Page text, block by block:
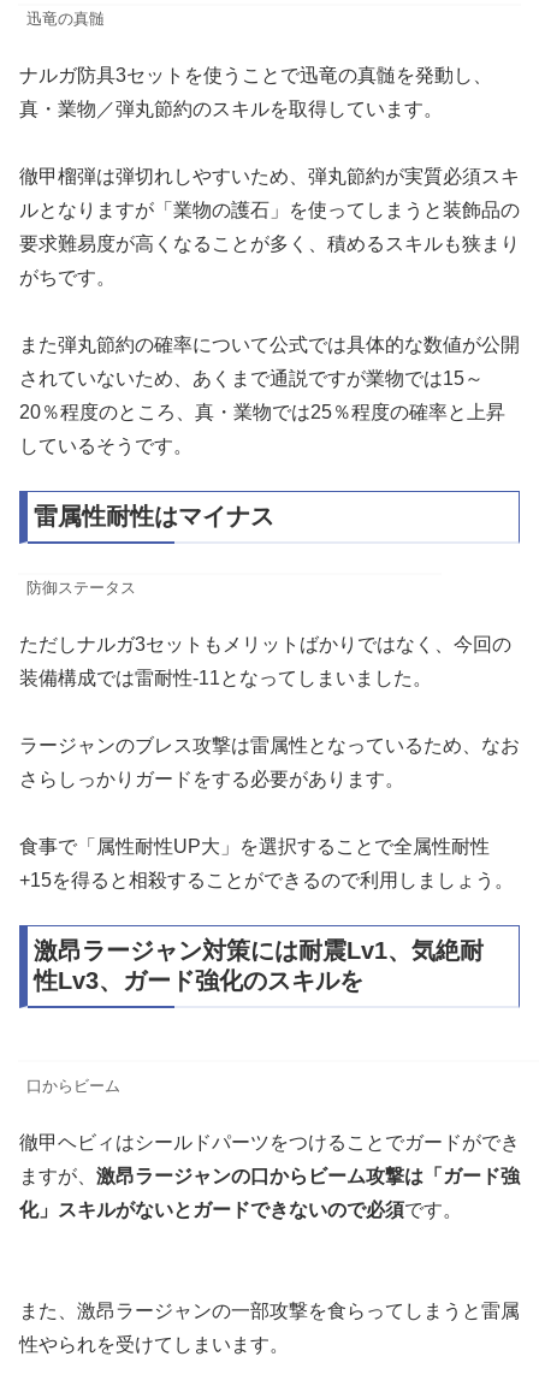
迅竜の真髄
ナルガ防具3セットを使うことで迅竜の真髄を発動し、
真・業物／弾丸節約のスキルを取得しています。
徹甲榴弾は弾切れしやすいため、弾丸節約が実質必須スキ
ルとなりますが「業物の護石」を使ってしまうと装飾品の
要求難易度が高くなることが多く、積めるスキルも狭まり
がちです。
また弾丸節約の確率について公式では具体的な数値が公開
されていないため、あくまで通説ですが業物では15～
20％程度のところ、真・業物では25％程度の確率と上昇
しているそうです。
雷属性耐性はマイナス
防御ステータス
ただしナルガ3セットもメリットばかりではなく、今回の
装備構成では雷耐性-11となってしまいました。
ラージャンのブレス攻撃は雷属性となっているため、なお
さらしっかりガードをする必要があります。
食事で「属性耐性UP大」を選択することで全属性耐性
+15を得ると相殺することができるので利用しましょう。
激昂ラージャン対策には耐震Lv1、気絶耐
性Lv3、ガード強化のスキルを
口からビーム
徹甲ヘビィはシールドパーツをつけることでガードができ
ますが、 激昂ラージャンの口からビーム攻撃は「ガード強
化」スキルがないとガードできないので必須です。
また、激昂ラージャンの一部攻撃を食らってしまうと雷属
性やられを受けてしまいます。